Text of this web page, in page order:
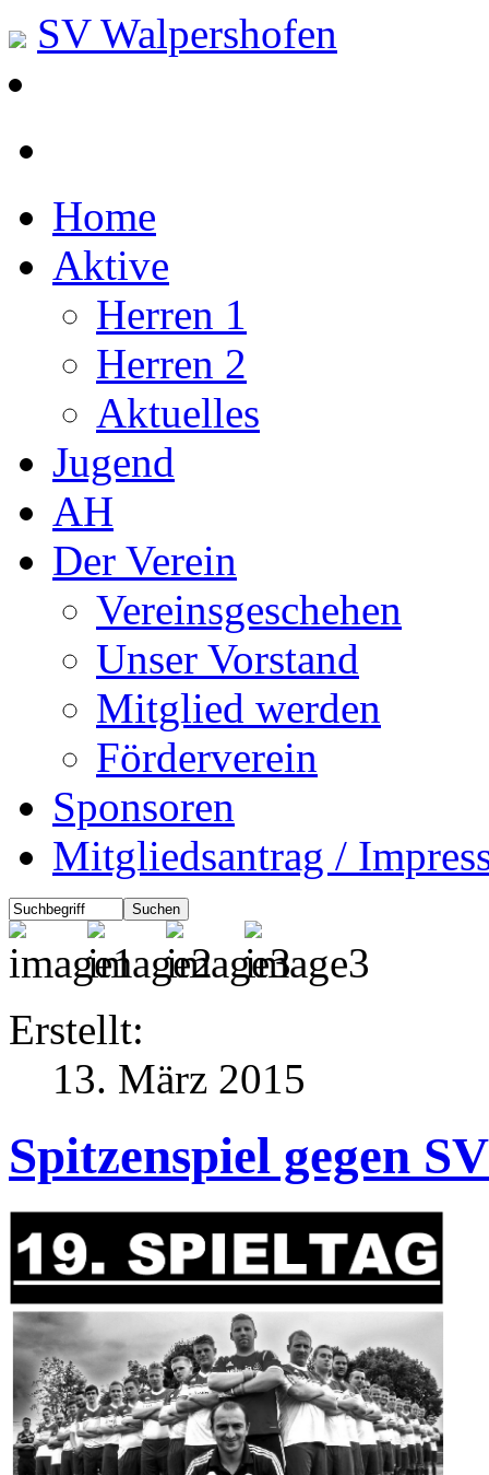
SV Walpershofen
Home
Aktive
Herren 1
Herren 2
Aktuelles
Jugend
AH
Der Verein
Vereinsgeschehen
Unser Vorstand
Mitglied werden
Förderverein
Sponsoren
Mitgliedsantrag /
Erstellt:
13. März 2015
Spitzenspiel gegen